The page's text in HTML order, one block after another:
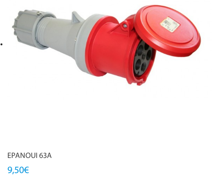
EPANOUI 63A
9,50€